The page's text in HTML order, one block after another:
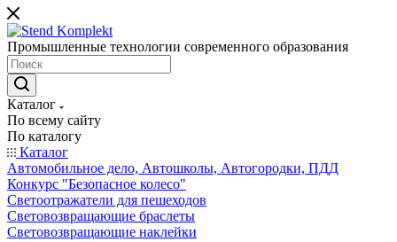
Промышленные технологии современного образования
Каталог
По всему сайту
По каталогу
Каталог
Автомобильное дело, Автошколы, Автогородки, ПДД
Конкурс "Безопасное колесо"
Светоотражатели для пешеходов
Световозвращающие браслеты
Световозвращающие наклейки